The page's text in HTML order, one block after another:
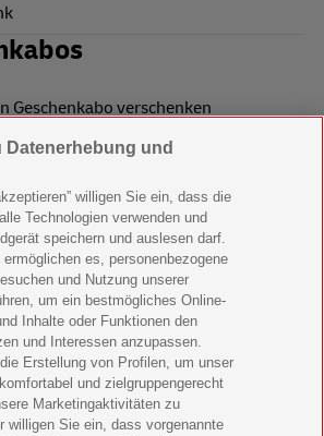
Geschenkabo verschenken
verschenken
Geschenkabo verschenken
verschenken
verschenken
Geschenkabo verschenken
verschenken
verschenken
Datenerhebung und
willigen Sie ein, dass die
Technologien verwenden und
speichern und auslesen darf.
ermöglichen es, personenbezogene
und Nutzung unserer
um ein bestmögliches Online-
Inhalte oder Funktionen den
und Interessen anzupassen.
Erstellung von Profilen, um unser
und zielgruppengerecht
Marketingaktivitäten zu
willigen Sie ein, dass vorgenannte